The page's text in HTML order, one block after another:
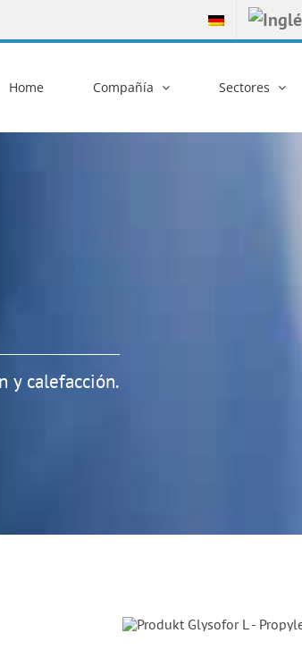
Home Compañía Sectores
y calefacción.